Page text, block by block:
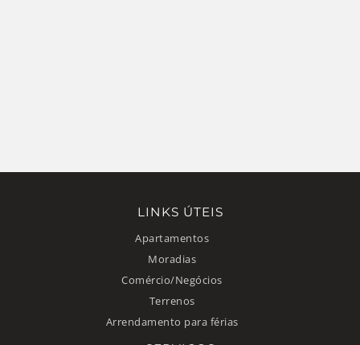
LINKS ÚTEIS
Apartamentos
Moradias
Comércio/Negócios
Terrenos
Arrendamento para férias